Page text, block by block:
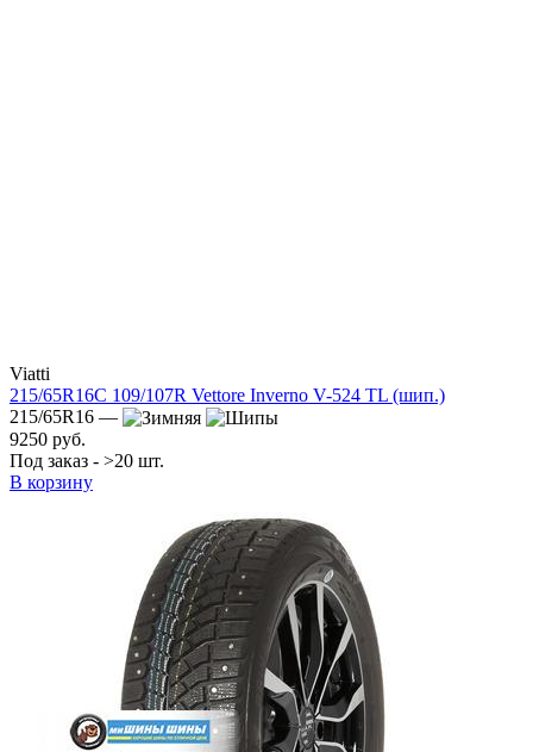
Viatti
215/65R16C 109/107R Vettore Inverno V-524 TL (шип.)
215/65R16 —
9250 руб.
Под заказ - >20 шт.
В корзину